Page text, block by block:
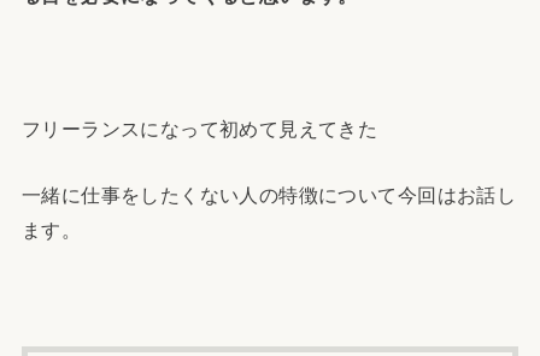
フリーランスになって初めて見えてきた
一緒に仕事をしたくない人の特徴について今回はお話し
ます。